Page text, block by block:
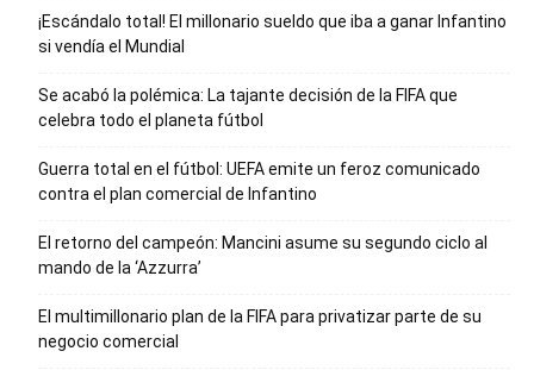
¡Escándalo total! El millonario sueldo que iba a ganar Infantino
si vendía el Mundial
Se acabó la polémica: La tajante decisión de la FIFA que
celebra todo el planeta fútbol
Guerra total en el fútbol: UEFA emite un feroz comunicado
contra el plan comercial de Infantino
El retorno del campeón: Mancini asume su segundo ciclo al
mando de la ‘Azzurra’
El multimillonario plan de la FIFA para privatizar parte de su
negocio comercial